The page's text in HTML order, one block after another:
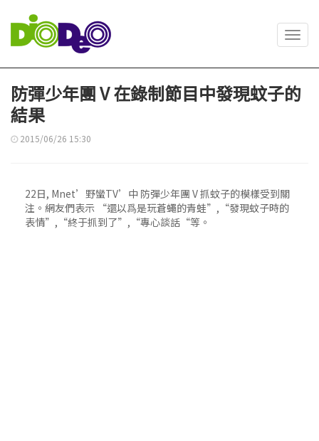
防彈少年團 V 在錄制節目中發現蚊子的
結果
2015/06/26 15:30
22日, Mnet’野蠻TV’中 防彈少年團 V 抓蚊子的模樣受到關
注。網友們表示 “還以爲是玩蒼蠅的青蛙”,“發現蚊子時的
表情”,“終于抓到了”,“專心談話“等。